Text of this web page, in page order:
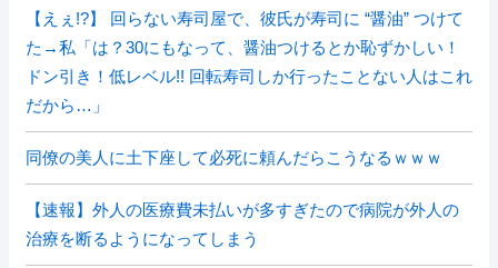
【えぇ!?】 回らない寿司屋で、彼氏が寿司に “醤油” つけて
た→私「は？30にもなって、醤油つけるとか恥ずかしい！
ドン引き！低レベル!! 回転寿司しか行ったことない人はこれ
だから…」
同僚の美人に土下座して必死に頼んだらこうなるｗｗｗ
【速報】外人の医療費未払いが多すぎたので病院が外人の
治療を断るようになってしまう